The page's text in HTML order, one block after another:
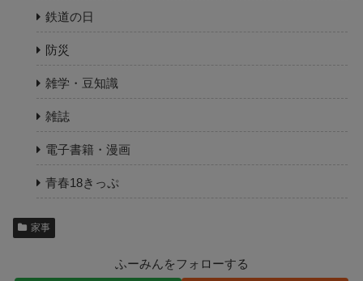
鉄道の日
防災
雑学・豆知識
雑誌
電子書籍・漫画
青春18きっぷ
家事
ふーみんをフォローする